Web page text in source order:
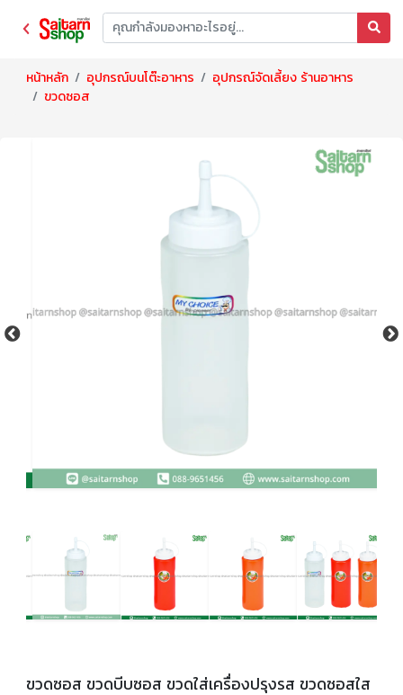
หน้าหลัก อุปกรณ์บนโต๊ะอาหาร
อุปกรณ์จัดเลี้ยง ร้านอาหาร
ขวดซอส
ขวดซอส ขวดบีบซอส ขวดใส่เครื่องปรุงรส ขวดซอสใส